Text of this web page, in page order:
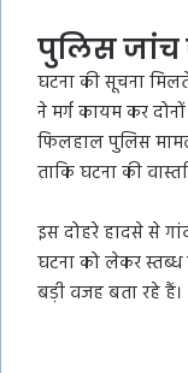
पुलिस जांच
घटना की सूचना
ने मर्ग कायम कर
फिलहाल पुलिस
ताकि घटना की
इस दोहरे हादसे से
घटना को लेकर स्तब्ध
बड़ी वजह बता रहे हैं।